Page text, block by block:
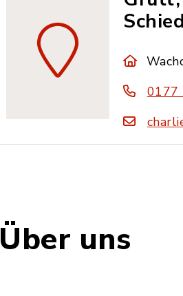
0177
Über uns